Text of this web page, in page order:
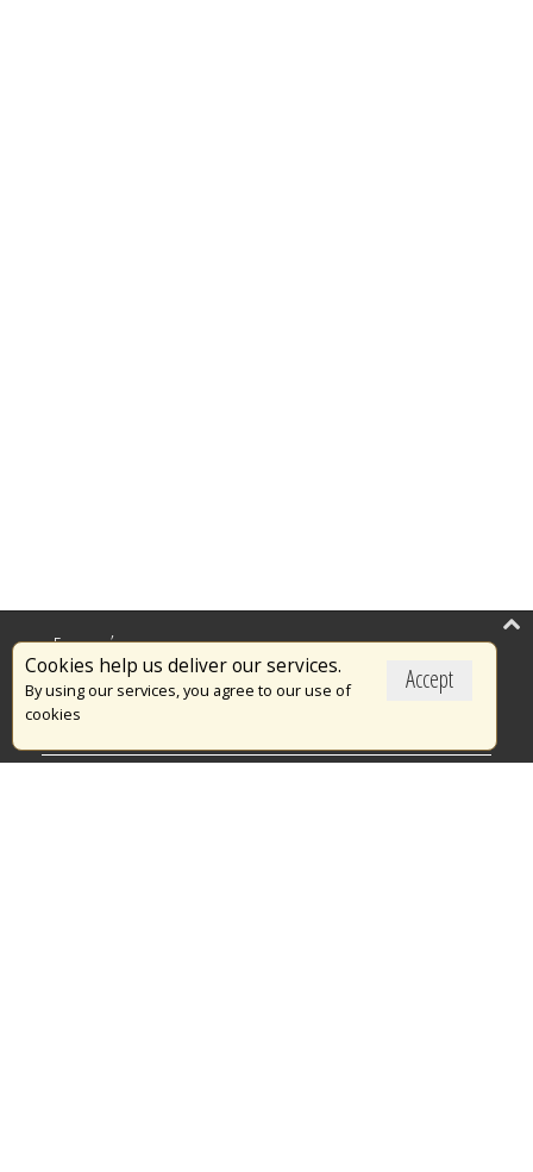
Accept
Cookies help us deliver our services.
By using our services, you agree to our use of
cookies
Επικαιρότητα
Το Πυροσβεστικό Σώμα